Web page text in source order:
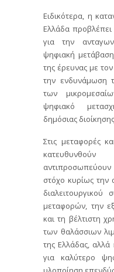
Ειδικότερα, η
Ελλάδα προβλέπει
για την
ψηφιακή
της έρευνας με
την ενδυνάμωση
των
ψηφιακό
δημόσιας
Στις μεταφορές
στόχο κυρίως την
διαλειτουργικού
μεταφορών, την
και τη βέλτιστη
των θαλάσσιων
της Ελλάδας,
για καλύτερο